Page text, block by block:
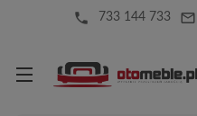
local_phone 733 144 733 mail_outline